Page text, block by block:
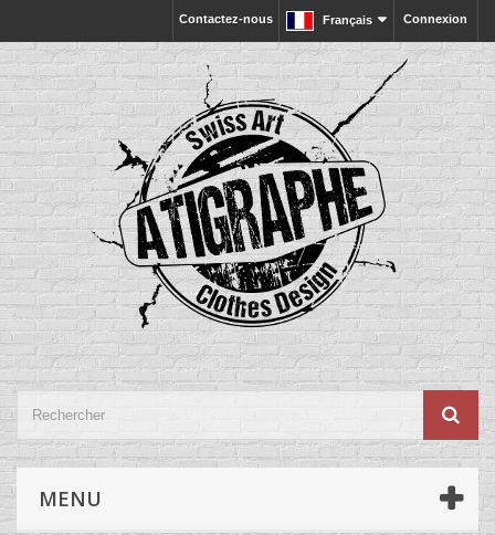
Connexion
Français
Contactez-nous
MENU